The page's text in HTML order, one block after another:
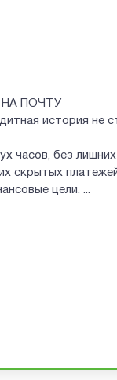
ПОЧТУ
история не
часов, без
скрытых
цели. ...